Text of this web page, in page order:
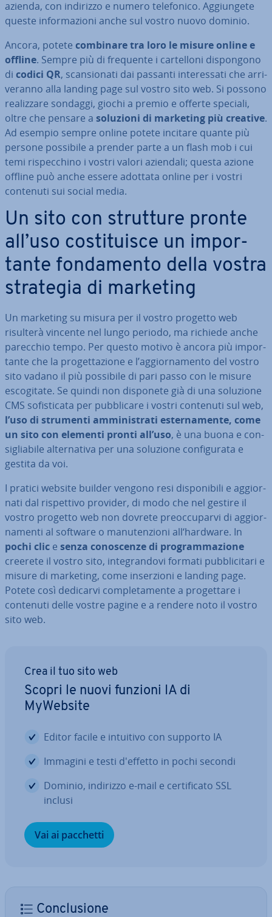
azienda, con indirizzo e numero te­le­fo­ni­co. Ag­giun­ge­te
queste in­for­ma­zio­ni anche sul vostro nuovo dominio.
Ancora, potete combinare tra loro le misure online e
offline. Sempre più di frequente i car­tel­lo­ni di­spon­go­no
di codici QR, scan­sio­na­ti dai passanti in­te­res­sa­ti che ar­ri­
ve­ran­no alla landing page sul vostro sito web. Si possono
rea­liz­za­re sondaggi, giochi a premio e offerte speciali,
oltre che pensare a soluzioni di marketing più creative.
Ad esempio sempre online potete incitare quante più
persone possibile a prender parte a un flash mob i cui
temi ri­spec­chi­no i vostri valori aziendali; questa azione
offline può anche essere adottata online per i vostri
contenuti sui social media.
Un sito con strutture pronte
all’uso co­sti­tui­sce un im­por­
tan­te fon­da­men­to della vostra
strategia di marketing
Un marketing su misura per il vostro progetto web
risulterà vincente nel lungo periodo, ma richiede anche
parecchio tempo. Per questo motivo è ancora più im­por­
tan­te che la pro­get­ta­zio­ne e l’ag­gior­na­men­to del vostro
sito vadano il più possibile di pari passo con le misure
esco­gi­ta­te. Se quindi non disponete già di una soluzione
CMS so­fi­sti­ca­ta per pub­bli­ca­re i vostri contenuti sul web,
l’uso di strumenti am­mi­ni­stra­ti ester­na­men­te, come
un sito con elementi pronti all’uso, è una buona e con­
si­glia­bi­le al­ter­na­ti­va per una soluzione con­fi­gu­ra­ta e
gestita da voi.
I pratici website builder vengono resi di­spo­ni­bi­li e ag­gior­
na­ti dal ri­spet­ti­vo provider, di modo che nel gestire il
vostro progetto web non dovrete pre­oc­cu­par­vi di ag­gior­
na­men­ti al software o ma­nu­ten­zio­ni all‘hardware. In
pochi clic e senza co­no­scen­ze di pro­gram­ma­zio­ne
creerete il vostro sito, in­te­gran­do­vi formati pub­bli­ci­ta­ri e
misure di marketing, come in­ser­zio­ni e landing page.
Potete così dedicarvi com­ple­ta­men­te a pro­get­ta­re i
contenuti delle vostre pagine e a rendere noto il vostro
sito web.
Crea il tuo sito web
Scopri le nuovi funzioni IA di
MyWebsite
Editor facile e intuitivo con supporto IA
Immagini e testi d'effetto in pochi secondi
Dominio, indirizzo e-mail e cer­ti­fi­ca­to SSL
inclusi
Vai ai pacchetti
Con­clu­sio­ne